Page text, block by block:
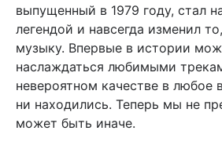
выпущенный в 1979 году, стал
легендой и навсегда изменил
музыку. Впервые в истории
наслаждаться любимыми
невероятном качестве в любое
ни находились. Теперь мы не
может быть иначе.